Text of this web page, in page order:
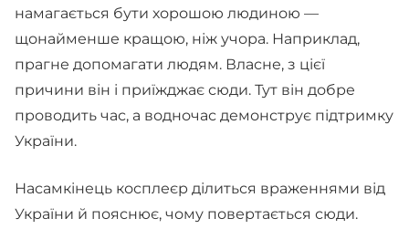
намагається бути хорошою людиною —
щонайменше кращою, ніж учора. Наприклад,
прагне допомагати людям. Власне, з цієї
причини він і приїжджає сюди. Тут він добре
проводить час, а водночас демонструє підтримку
України.
Насамкінець косплеєр ділиться враженнями від
України й пояснює, чому повертається сюди.